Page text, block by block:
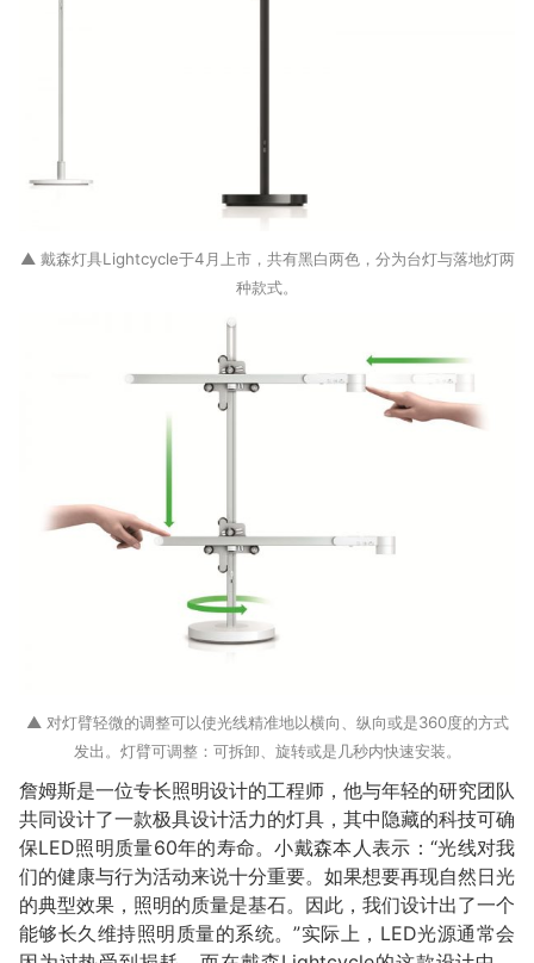
▲ 戴森灯具Lightcycle于4月上市，共有黑白两色，分为台灯与落地灯两
种款式。
▲ 对灯臂轻微的调整可以使光线精准地以横向、纵向或是360度的方式
发出。灯臂可调整：可拆卸、旋转或是几秒内快速安装。
詹姆斯是一位专长照明设计的工程师，他与年轻的研究团队
共同设计了一款极具设计活力的灯具，其中隐藏的科技可确
保LED照明质量60年的寿命。小戴森本人表示：“光线对我
们的健康与行为活动来说十分重要。如果想要再现自然日光
的典型效果，照明的质量是基石。因此，我们设计出了一个
能够长久维持照明质量的系统。”实际上，LED光源通常会